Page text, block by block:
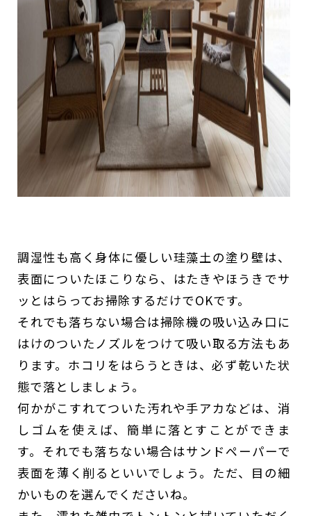
調湿性も高く身体に優しい珪藻土の塗り壁は、
表面についたほこりなら、はたきやほうきでサ
ッとはらってお掃除するだけでOKです。
それでも落ちない場合は掃除機の吸い込み口に
はけのついたノズルをつけて吸い取る方法もあ
ります。ホコリをはらうときは、必ず乾いた状
態で落としましょう。
何かがこすれてついた汚れや手アカなどは、消
しゴムを使えば、簡単に落とすことができま
す。それでも落ちない場合はサンドペーパーで
表面を薄く削るといいでしょう。ただ、目の細
かいものを選んでくださいね。